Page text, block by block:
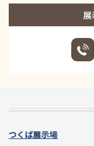
つくば展示場